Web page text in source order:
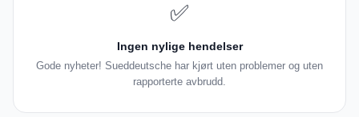
✅
Ingen nylige hendelser
Gode nyheter! Sueddeutsche har kjørt uten problemer og uten
rapporterte avbrudd.